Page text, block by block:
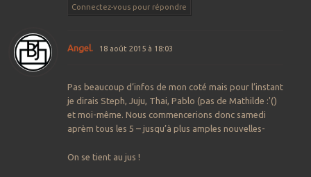
Connectez-vous pour répondre
Angel. 18 août 2015 à 18:03
Pas beaucoup d’infos de mon coté mais pour l’instant
je dirais Steph, Juju, Thai, Pablo (pas de Mathilde :'()
et moi-même. Nous commencerions donc samedi
aprèm tous les 5 – jusqu’à plus amples nouvelles-
On se tient au jus !